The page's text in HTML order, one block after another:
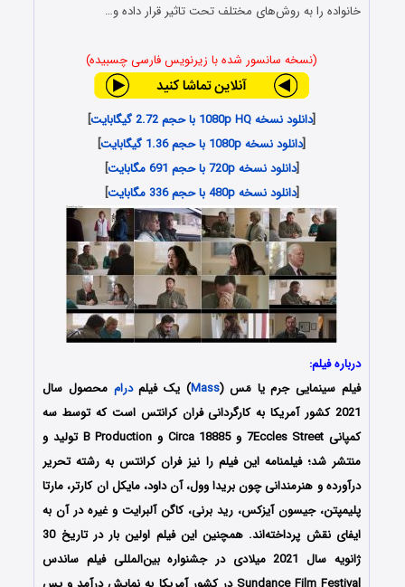
خانواده را به روش‌های مختلف تحت تاثیر قرار داده و…
(نسخه سانسور شده با زیرنویس فارسی چسبیده)
[دانلود نسخه 1080p HQ با حجم 2.72 گیگابایت
]
[دانلود نسخه 1080p با حجم 1.36 گیگابایت
]
[دانلود نسخه 720p با حجم 691 مگابایت
]
[دانلود نسخه 480p با حجم 336 مگابایت ]
درباره فیلم:
فیلم سینمایی جرم یا مَس (Mass) یک فیلمدرام محصول سال
2021 کشور آمریکا به کارگردانی فران کرانتس است که توسط سه
کمپانی 7Eccles Street و Circa 18885 و B Production تولید و
منتشر شد؛ فیلمنامه این فیلم را نیز فران کرانتس به رشته تحریر
درآورده و هنرمندانی چون بریدا وول، آن داود، مایکل ان کارتر، مارتا
پلیمپتن، جیسون آیزکس، رید برنی، کاگن آلبرایت و غیره در آن به
ایفای نقش پرداخته‌اند. همچنین این فیلم اولین بار در تاریخ 30
ژانویه سال 2021 میلادی در جشنواره بین‌المللی فیلم ساندس